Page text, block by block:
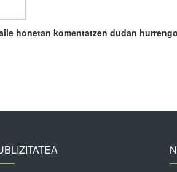
honetan komentatzen dudan